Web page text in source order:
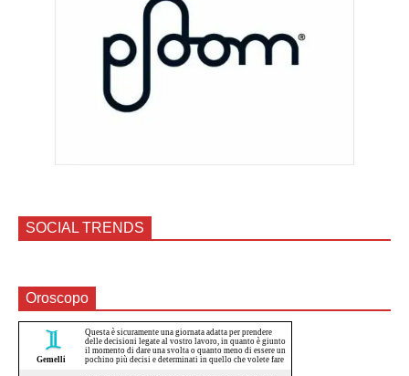
SOCIAL TRENDS
Oroscopo